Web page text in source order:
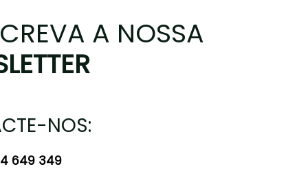
A NOSSA
NOS:
649 349